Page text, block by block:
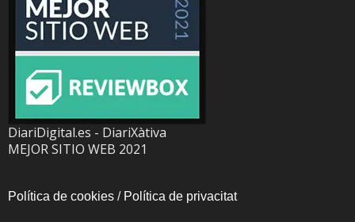
DiariDigital.es - DiariXàtiva
MEJOR SITIO WEB 2021
Política de cookies / Política de privacitat